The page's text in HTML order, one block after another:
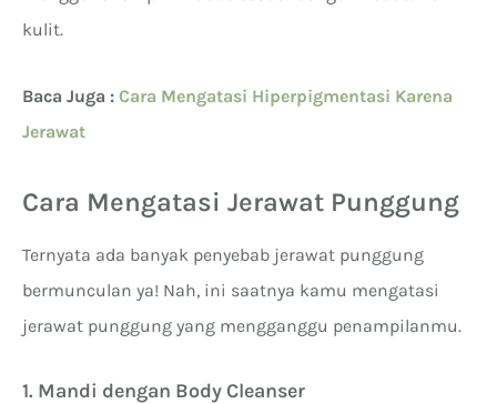
kulit.
Baca Juga : Cara Mengatasi Hiperpigmentasi Karena
Jerawat
Cara Mengatasi Jerawat Punggung
Ternyata ada banyak penyebab jerawat punggung
bermunculan ya! Nah, ini saatnya kamu mengatasi
jerawat punggung yang mengganggu penampilanmu.
1. Mandi dengan Body Cleanser